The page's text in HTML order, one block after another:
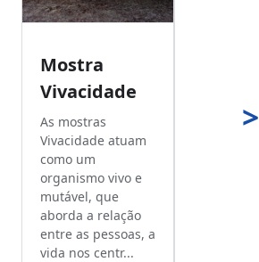
Mostra
Vivacidade
As mostras
Vivacidade atuam
como um
organismo vivo e
mutável, que
aborda a relação
entre as pessoas, a
vida nos centr...
>